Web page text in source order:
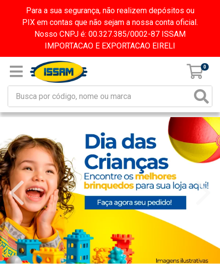
Para a sua segurança, não realizem depósitos ou
PIX em contas que não sejam a nossa conta oficial.
Nosso CNPJ é: 00.327.385/0002-87 ISSAM
IMPORTACAO E EXPORTACAO EIRELI
0